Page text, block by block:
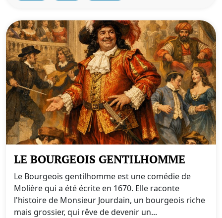
LE BOURGEOIS GENTILHOMME
Le Bourgeois gentilhomme est une comédie de
Molière qui a été écrite en 1670. Elle raconte
l'histoire de Monsieur Jourdain, un bourgeois riche
mais grossier, qui rêve de devenir un...